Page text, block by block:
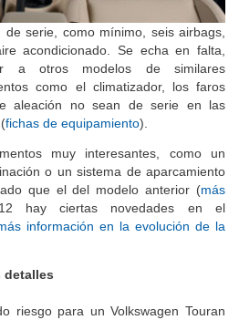
serie, como mínimo, seis airbags,
acondicionado. Se echa en falta,
a otros modelos de similares
como el climatizador, los faros
aleación no sean de serie en las
fichas de equipamiento).
muy interesantes, como un
o un sistema de aparcamiento
que el del modelo anterior (más
hay ciertas novedades en el
información en la evolución de la
detalles
riesgo para un Volkswagen Touran